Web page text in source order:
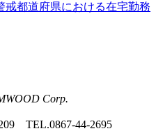
戒都道府県における在宅勤務
Corp.
TEL.0867-44-2695